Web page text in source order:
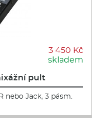
3 450 Kč
skladem
pult
nebo Jack, 3 pásm.